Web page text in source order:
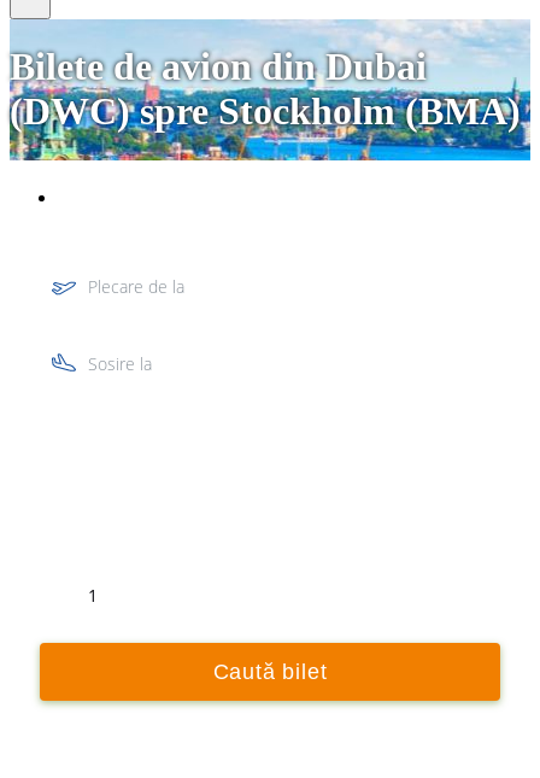
Bilete de avion din Dubai
(DWC) spre Stockholm (BMA)
Plecare de la
Sosire la
1
Caută bilet